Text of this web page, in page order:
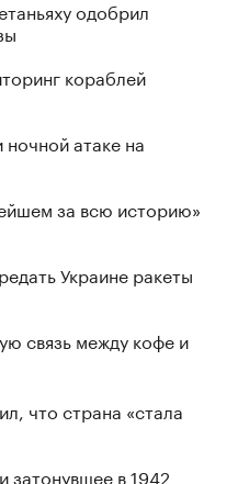
одобрил
кораблей
атаке на
за всю историю»
Украине ракеты
связь между кофе и
что страна «стала
в 1942